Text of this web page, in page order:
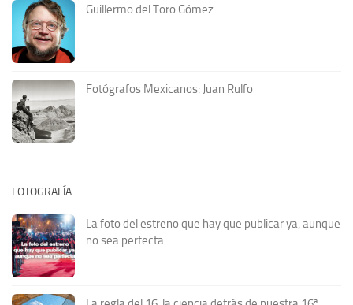
Guillermo del Toro Gómez
Fotógrafos Mexicanos: Juan Rulfo
FOTOGRAFÍA
La foto del estreno que hay que publicar ya, aunque
no sea perfecta